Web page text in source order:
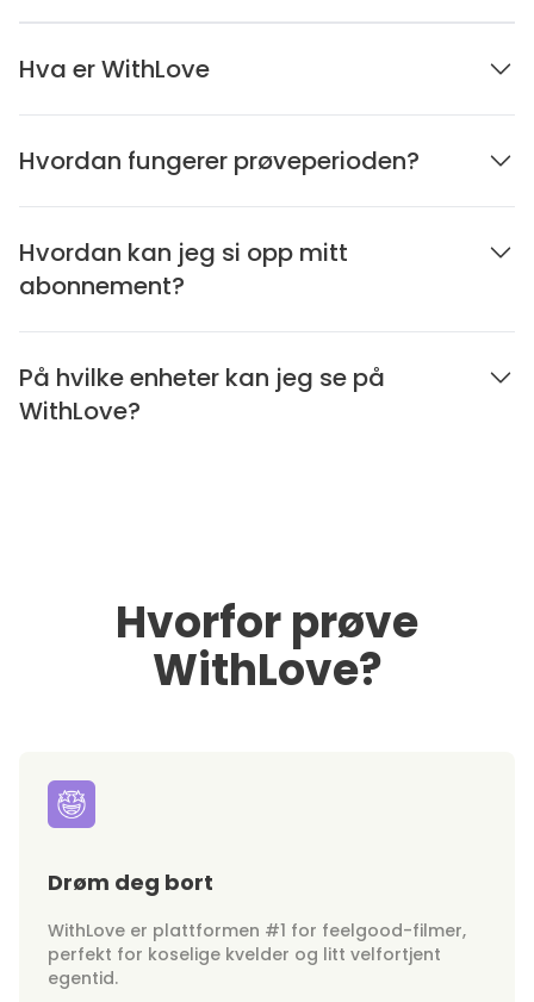
Hva er WithLove
Hvordan fungerer prøveperioden?
Hvordan kan jeg si opp mitt
abonnement?
På hvilke enheter kan jeg se på
WithLove?
Hvorfor prøve
WithLove?
Drøm deg bort
WithLove er plattformen #1 for feelgood-filmer,
perfekt for koselige kvelder og litt velfortjent
egentid.